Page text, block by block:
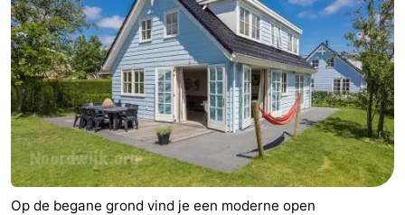
Op de begane grond vind je een moderne open